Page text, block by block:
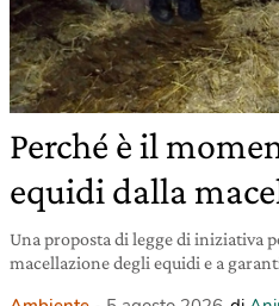
Perché è il
equidi dalla
Una proposta di legge di iniziativa
macellazione degli equidi e a